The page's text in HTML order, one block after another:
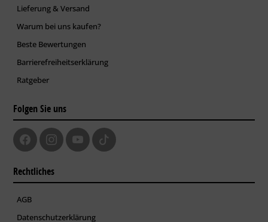
Lieferung & Versand
Warum bei uns kaufen?
Beste Bewertungen
Barrierefreiheitserklärung
Ratgeber
Folgen Sie uns
Rechtliches
AGB
Datenschutzerklärung